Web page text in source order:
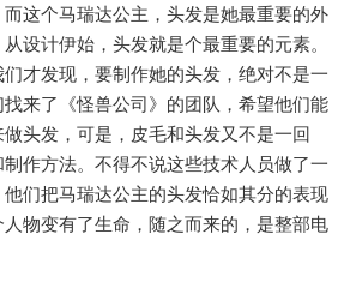
这个马瑞达公主，头发是她最重要的外
设计伊始，头发就是个最重要的元素。
才发现，要制作她的头发，绝对不是一
来了《怪兽公司》的团队，希望他们能
头发，可是，皮毛和头发又不是一回
作方法。不得不说这些技术人员做了一
们把马瑞达公主的头发恰如其分的表现
物变有了生命，随之而来的，是整部电